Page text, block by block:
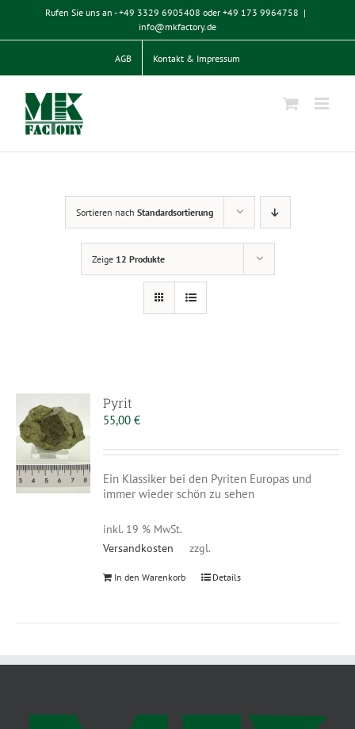
springen
Rufen Sie uns an - +49 3329 6905408 oder +49 173 9964758 |
info@mkfactory.de
AGB Kontakt & Impressum
Sortieren nach Standardsortierung
Zeige 12 Produkte
Pyrit
55,00€
Ein Klassiker bei den Pyriten Europas und
immer wieder schön zu sehen
inkl. 19 % MwSt.
zzgl.
Versandkosten
In den Warenkorb Details